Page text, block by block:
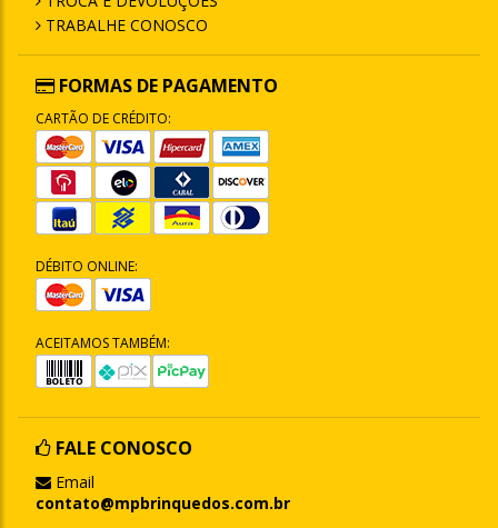
TRABALHE CONOSCO
FORMAS DE PAGAMENTO
CARTÃO DE CRÉDITO:
DÉBITO ONLINE:
ACEITAMOS TAMBÉM:
FALE CONOSCO
Email
contato@mpbrinquedos.com.br